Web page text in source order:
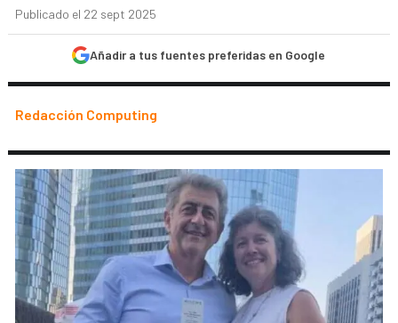
Publicado el 22 sept 2025
Añadir a tus fuentes preferidas en Google
Redacción Computing